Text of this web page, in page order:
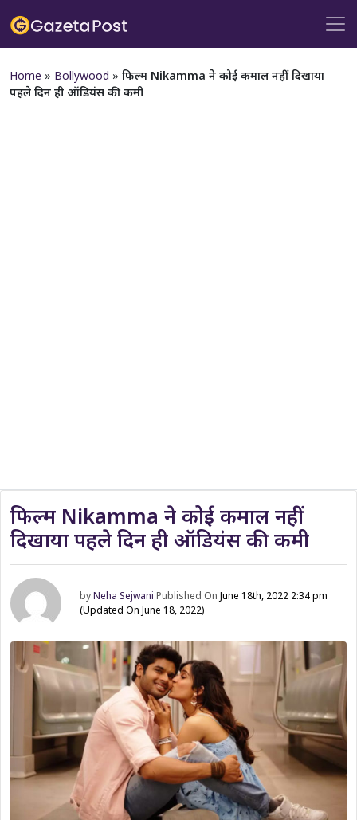
Home » Bollywood » फिल्म Nikamma ने कोई कमाल नहीं दिखाया
पहले दिन ही ऑडियंस की कमी
फिल्म Nikamma ने कोई कमाल नहीं
दिखाया पहले दिन ही ऑडियंस की कमी
byNeha Sejwani Published OnJune 18th, 2022 2:34 pm
(Updated On June 18, 2022)